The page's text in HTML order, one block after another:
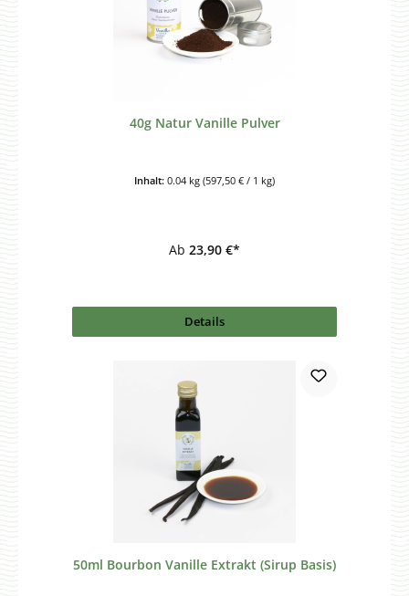
40g Natur Vanille Pulver
Inhalt: 0.04 kg (597,50 € / 1 kg)
Ab 23,90 €*
Details
50ml Bourbon Vanille Extrakt (Sirup Basis)